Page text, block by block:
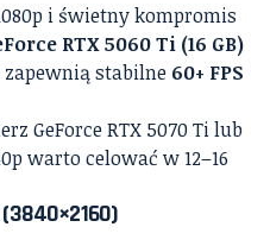
i świetny kompromis
RTX 5060 Ti (16 GB)
zapewnią stabilne 60+ FPS
GeForce RTX 5070 Ti lub
warto celować w 12–16